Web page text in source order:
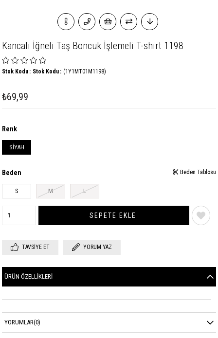
Kancalı İğneli Taş Boncuk İşlemeli T-shırt 1198
(1Y1MT01M1198)
Stok Kodu Stok Kodu
₺69,99
Renk
SİYAH
Beden
S M L
Beden Tablosu
Beden Tablosu
TAVSIYE ET YORUM YAZ
ÜRÜN ÖZELLIKLERI
YORUMLAR(0)